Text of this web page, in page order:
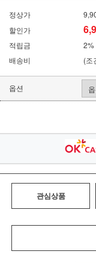
정상가
할인가
적립금
2%
배송비
(조
옵션
관심상품